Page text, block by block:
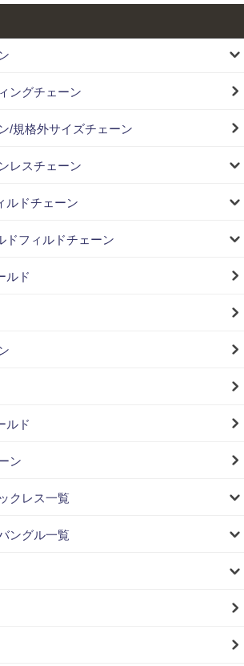
ングチェーン
/規格外サイズチェーン
レスチェーン
ルドチェーン
ドフィルドチェーン
ルド
ルド
ン
クレス一覧
ングル一覧